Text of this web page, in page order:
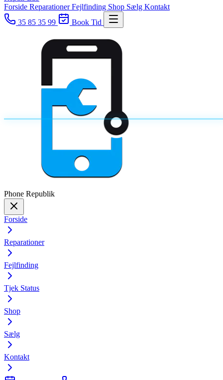
Forside ReparationerFejlfinding Shop Sælg Kontakt
35 85 35 99
Book Tid
Phone Republik
Forside
Reparationer
Fejlfinding
Tjek Status
Shop
Sælg
Kontakt